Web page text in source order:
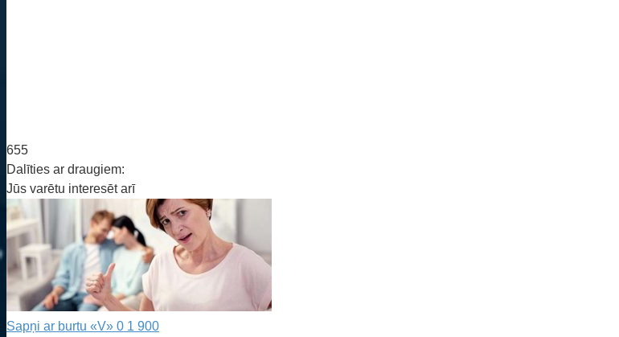
655
Dalīties ar draugiem:
Jūs varētu interesēt arī
Sapņi ar burtu «V» 0 1 900